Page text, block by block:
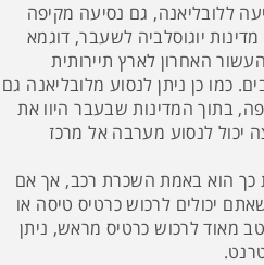
ללובליאנה, גם נסיעה מקיפה
יוגוסלביה לשעבר, דוגמא
האחרון לארץ תיירותית
כמו כן ניתן לנסוע מלובליאנה גם
בתוך המדינות שבעבר היוו את
יכול לנסוע מערבה אל מרכז
כך הוא באמת השכרת רכב, אך אם
יכולים לרכוש כרטיס טיסה או
מאוד לרכוש כרטיס מראש, ניתן